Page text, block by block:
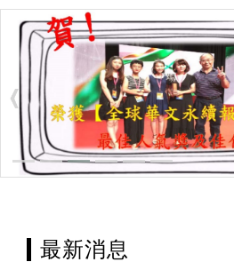
最新消息